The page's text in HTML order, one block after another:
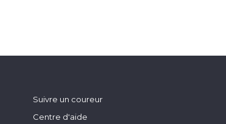
Suivre un coureur
Centre d'aide